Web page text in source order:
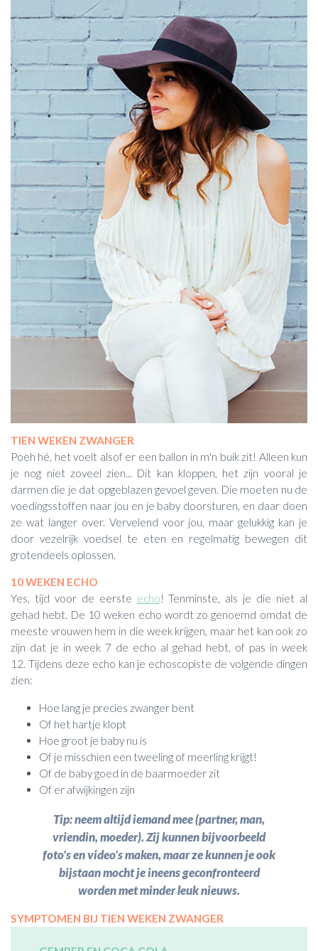
TIEN WEKEN ZWANGER
Poeh hé, het voelt alsof er een ballon in m'n buik zit! Alleen kun
je nog niet zoveel zien... Dit kan kloppen, het zijn vooral je
darmen die je dat opgeblazen gevoel geven. Die moeten nu de
voedingsstoffen naar jou en je baby doorsturen, en daar doen
ze wat langer over. Vervelend voor jou, maar gelukkig kan je
door vezelrijk voedsel te eten en regelmatig bewegen dit
grotendeels oplossen.
10 WEKEN ECHO
Yes, tijd voor de eerste echo! Tenminste, als je die niet al
gehad hebt. De 10 weken echo wordt zo genoemd omdat de
meeste vrouwen hem in die week krijgen, maar het kan ook zo
zijn dat je in week 7 de echo al gehad hebt, of pas in week
12. Tijdens deze echo kan je echoscopiste de volgende dingen
zien:
Hoe lang je precies zwanger bent
Of het hartje klopt
Hoe groot je baby nu is
Of je misschien een tweeling of meerling krijgt!
Of de baby goed in de baarmoeder zit
Of er afwijkingen zijn
Tip: neem altijd iemand mee (partner, man,
vriendin, moeder). Zij kunnen bijvoorbeeld
foto's en video's maken, maar ze kunnen je ook
bijstaan mocht je ineens geconfronteerd
worden met minder leuk nieuws.
SYMPTOMEN BIJ TIEN WEKEN ZWANGER